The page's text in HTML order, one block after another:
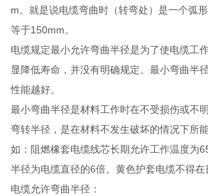
m。就是说电缆弯曲时（转弯处）是一个弧
等于150mm。
电缆规定最小允许弯曲半径是为了使电缆工
显降低寿命，并没有明确规定。最小弯曲半
性能越好。
最小弯曲半径是材料工作时在不受损伤或不
弯转半径，是在材料不发生破坏的情况下所
如：阻燃橡套电缆线芯长期允许工作温度为
半径为电缆直径的6倍。黄色护套电缆不得在
电缆允许弯曲半径：